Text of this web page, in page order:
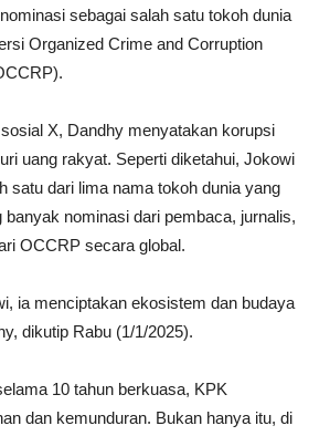
sebagai salah satu tokoh dunia
Organized Crime and Corruption
X, Dandhy menyatakan korupsi
uang rakyat. Seperti diketahui, Jokowi
satu dari lima nama tokoh dunia yang
banyak nominasi dari pembaca, jurnalis,
OCCRP secara global.
ia menciptakan ekosistem dan budaya
dikutip Rabu (1/1/2025).
10 tahun berkuasa, KPK
dan kemunduran. Bukan hanya itu, di